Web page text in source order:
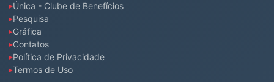
Única - Clube de Benefícios
Pesquisa
Gráfica
Contatos
Política de Privacidade
Termos de Uso